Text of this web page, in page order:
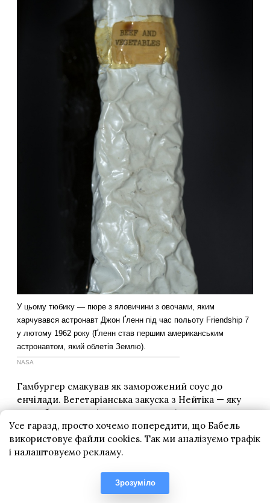
Усе гаразд, просто хочемо попередити, що Бабель
використовує файли cookies. Так ми аналізуємо трафік
і налаштовуємо рекламу.
Зрозуміло